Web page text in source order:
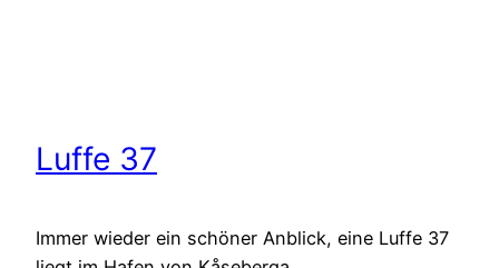
Luffe 37
Immer wieder ein schöner Anblick, eine Luffe 37